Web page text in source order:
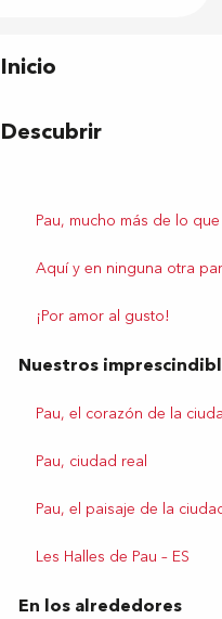
Inicio
Descubrir
Pau, mucho más de lo
Aquí y en ninguna otra
¡Por amor al gusto!
Nuestros
Pau, el corazón de la
Pau, ciudad real
Pau, el paisaje de la
Les Halles de Pau – ES
En los alrededores
64000 Pau